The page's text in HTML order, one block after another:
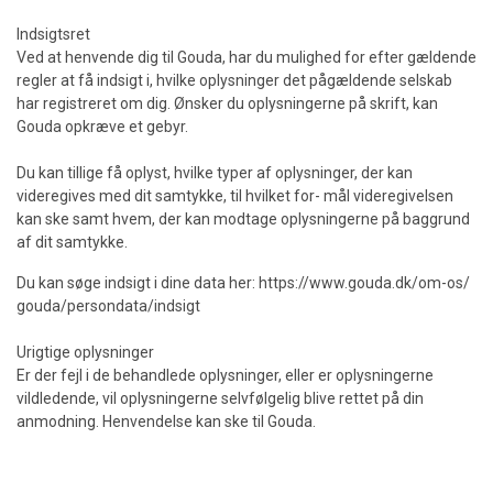
Indsigtsret
Ved at henvende dig til Gouda, har du mulighed for efter gældende
regler at få indsigt i, hvilke oplysninger det pågældende selskab
har registreret om dig. Ønsker du oplysningerne på skrift, kan
Gouda opkræve et gebyr.
Du kan tillige få oplyst, hvilke typer af oplysninger, der kan
videregives med dit samtykke, til hvilket for- mål videregivelsen
kan ske samt hvem, der kan modtage oplysningerne på baggrund
af dit samtykke.
Du kan søge indsigt i dine data her: https://www.gouda.dk/om-os/
gouda/persondata/indsigt
Urigtige oplysninger
Er der fejl i de behandlede oplysninger, eller er oplysningerne
vildledende, vil oplysningerne selvfølgelig blive rettet på din
anmodning. Henvendelse kan ske til Gouda.